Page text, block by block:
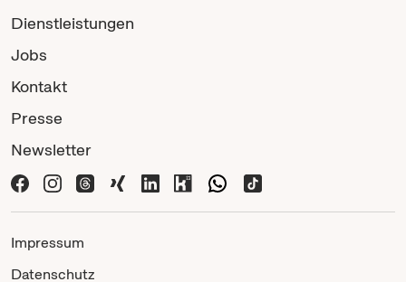
Dienstleistungen
Jobs
Kontakt
Presse
Newsletter
Impressum
Datenschutz